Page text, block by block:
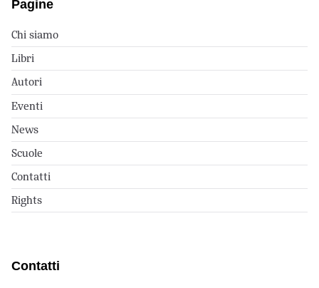
Pagine
Chi siamo
Libri
Autori
Eventi
News
Scuole
Contatti
Rights
Contatti